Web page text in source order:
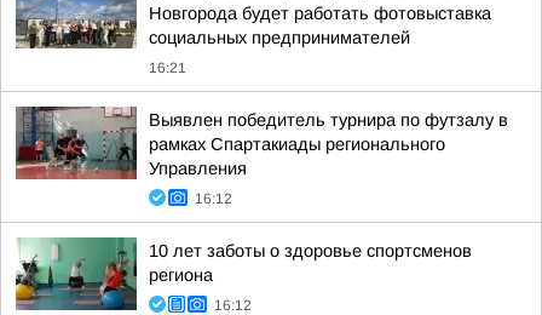
Новгорода будет работать фотовыставка
социальных предпринимателей
16:21
Выявлен победитель турнира по футзалу в
рамках Спартакиады регионального
Управления
16:12
10 лет заботы о здоровье спортсменов
региона
16:12